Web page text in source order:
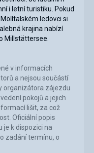
i letní turistiku. Pokud
ledovci si
krajina nabízí
Millstättersee.
v informacích
a nejsou součástí
organizátora zájezdu
pokojů a jejich
lišit, za což
Oficiální popis
k dispozici na
zadání termínu, o